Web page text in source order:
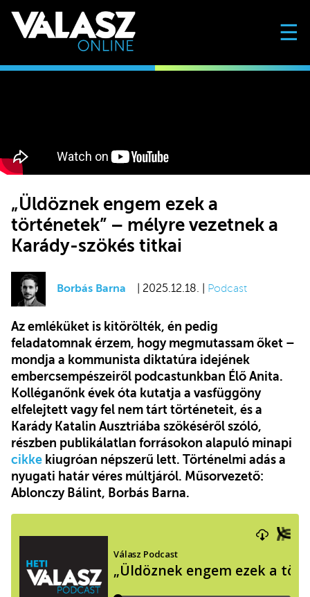
☰
„Üldöznek engem ezek a
történetek” – mélyre vezetnek a
Karády-szökés titkai
Borbás Barna | 2025.12.18. | Podcast
Az emléküket is kitörölték, én pedig
feladatomnak érzem, hogy megmutassam őket –
mondja a kommunista diktatúra idejének
embercsempészeiről podcastunkban Élő Anita.
Kolléganőnk évek óta kutatja a vasfüggöny
elfelejtett vagy fel nem tárt történeteit, és a
Karády Katalin Ausztriába szökéséről szóló,
részben publikálatlan forrásokon alapuló minapi
cikke kiugróan népszerű lett. Történelmi adás a
nyugati határ véres múltjáról. Műsorvezető:
Ablonczy Bálint, Borbás Barna.